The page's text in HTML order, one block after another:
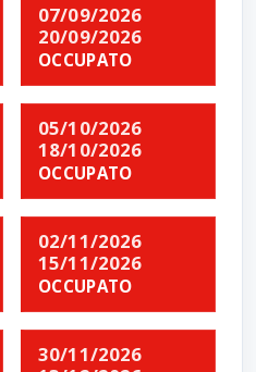
07/09/2026
20/09/2026
OCCUPATO
05/10/2026
18/10/2026
OCCUPATO
02/11/2026
15/11/2026
OCCUPATO
30/11/2026